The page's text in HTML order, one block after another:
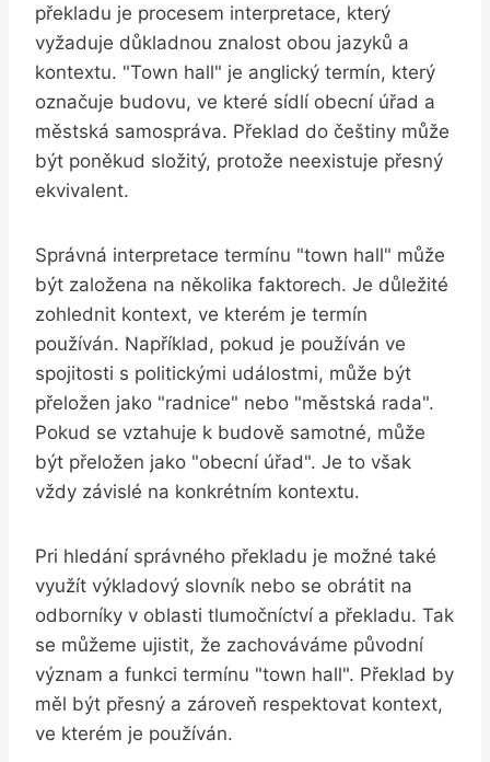
překladu ‌je procesem interpretace, který
vyžaduje důkladnou znalost obou ⁣jazyků a
kontextu.​ "Town hall" je⁤ anglický termín, který
označuje ⁢budovu, ⁤ve které sídlí obecní ​úřad a
městská samospráva. Překlad do češtiny může
být ⁣poněkud složitý, protože⁤ neexistuje přesný
ekvivalent.
Správná interpretace termínu "town hall" může
být založena na​ několika faktorech.‌ Je ‍důležité
zohlednit kontext, ‌ve kterém⁤ je ⁤termín
používán. Například, pokud je používán ‍ve
⁣spojitosti s politickými⁤ událostmi, může ​být
přeložen jako‌ "radnice" nebo "městská⁣ rada".
Pokud ⁢se vztahuje k budově samotné, ‌může
být ‌přeložen‍ jako "obecní úřad". Je to však
vždy‍ závislé na konkrétním kontextu.
Pri hledání ‌správného překladu je možné​ také
využít výkladový slovník nebo se‍ obrátit na
odborníky ‍v oblasti tlumočníctví a překladu. Tak⁣
se můžeme ujistit, že zachováváme původní
význam a funkci ‍termínu "town hall". Překlad by
měl být přesný a zároveň respektovat​ kontext,
ve⁢ kterém je používán.